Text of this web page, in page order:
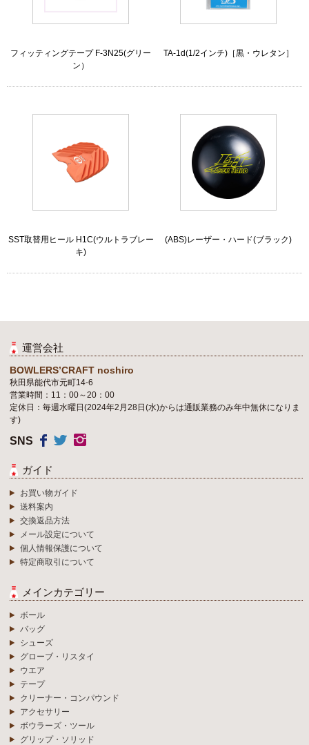
フィッティングテープ F-3N25(グリー
ン）
TA-1d(1/2インチ)［黒・ウレタン］
SST取替用ヒール H1C(ウルトラブレー
キ)
(ABS)レーザー・ハード(ブラック)
運営会社
BOWLERS’CRAFT noshiro
秋田県能代市元町14-6
営業時間：11：00～20：00
定休日：毎週水曜日(2024年2月28日(水)からは通販業務のみ年中無休になりま
す)
SNS
ガイド
お買い物ガイド
送料案内
交換返品方法
メール設定について
個人情報保護について
特定商取引について
メインカテゴリー
ボール
バッグ
シューズ
グローブ・リスタイ
ウエア
テープ
クリーナー・コンパウンド
アクセサリー
ボウラーズ・ツール
グリップ・ソリッド